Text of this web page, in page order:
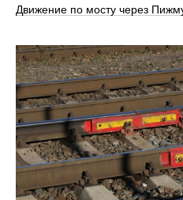
Движение по мосту через